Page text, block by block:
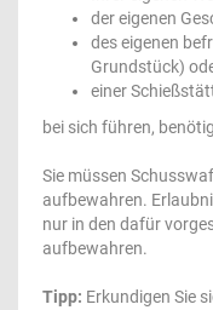
der eigenen
des eigenen
Grundstück)
einer
bei sich führen,
Sie müssen
aufbewahren.
nur in den dafür
aufbewahren.
Tipp: Erkundigen Sie